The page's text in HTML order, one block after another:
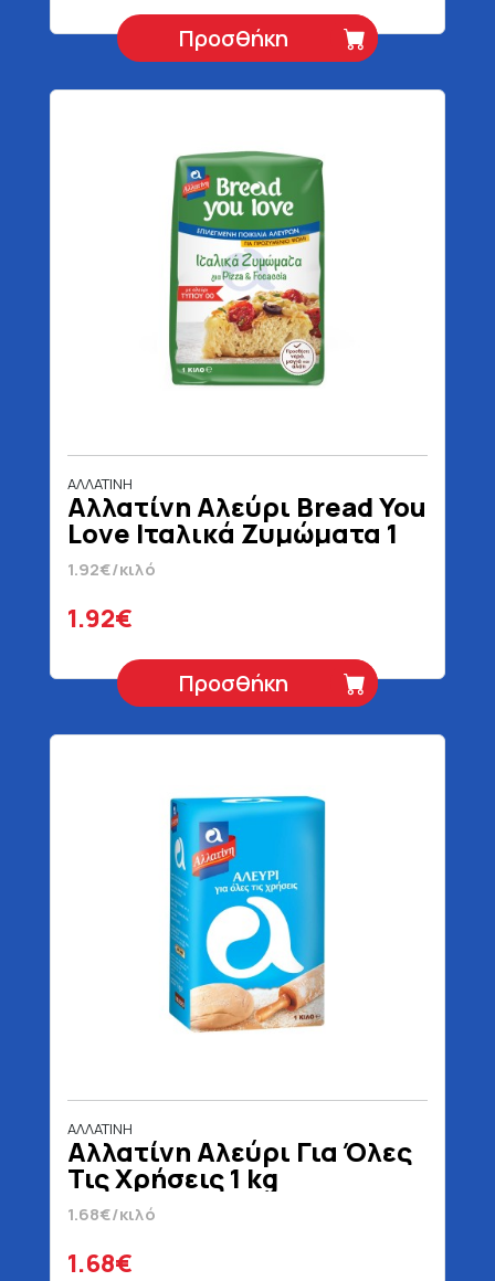
Προσθήκη
ΑΛΛΑΤΙΝΗ
Αλλατίνη Αλεύρι Bread You
Love Ιταλικά Ζυμώματα 1
kg
1.92€/κιλό
1.92€
Προσθήκη
ΑΛΛΑΤΙΝΗ
Αλλατίνη Αλεύρι Για Όλες
Τις Χρήσεις 1 kg
1.68€/κιλό
1.68€